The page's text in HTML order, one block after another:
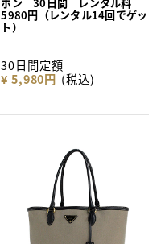
ボン 30日間 レンタル料
5980円（レンタル14回でゲッ
ト）
30日間定額
¥ 5,980円 (税込)